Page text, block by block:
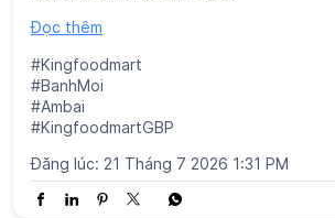
Đọc thêm
#Kingfoodmart
#BanhMoi
#Ambai
#KingfoodmartGBP
Đăng lúc: 21 Tháng 7 2026 1:31 PM